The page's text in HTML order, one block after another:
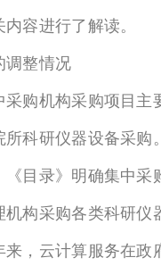
容进行了解读。
整情况
购机构采购项目主
研仪器设备采购
《目录》明确集中
构采购各类科研仪
云计算服务在政